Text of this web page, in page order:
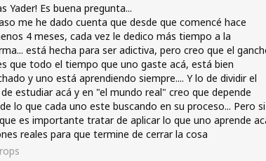
Yader! Es buena pregunta...
me he dado cuenta que desde que comencé hace
4 meses, cada vez le dedico más tiempo a la
está hecha para ser adictiva, pero creo que el
que todo el tiempo que uno gaste acá, está bien
y uno está aprendiendo siempre.... Y lo de dividir el
estudiar acá y en "el mundo real" creo que depende
lo que cada uno este buscando en su proceso... Pero
es importante tratar de aplicar lo que uno aprende
reales para que termine de cerrar la cosa